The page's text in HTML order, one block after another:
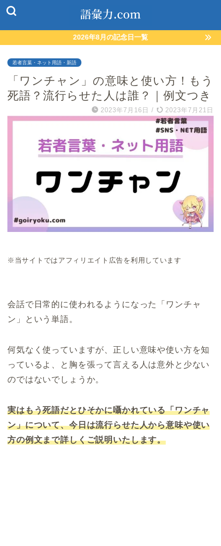
2026年8月の記念日一覧
若者言葉・ネット用語・新語
「ワンチャン」の意味と使い方！もう
死語？流行らせた人は誰？｜例文つき
2023年7月16日 / 2023年7月21日
※当サイトではアフィリエイト広告を利用しています
会話で日常的に使われるようになった「ワンチャ
ン」という単語。
何気なく使っていますが、正しい意味や使い方を知
っているよ、と胸を張って言える人は意外と少ない
のではないでしょうか。
実はもう死語だとひそかに囁かれている「ワンチャ
ン」について、今日は流行らせた人から意味や使い
方の例文まで詳しくご説明いたします。